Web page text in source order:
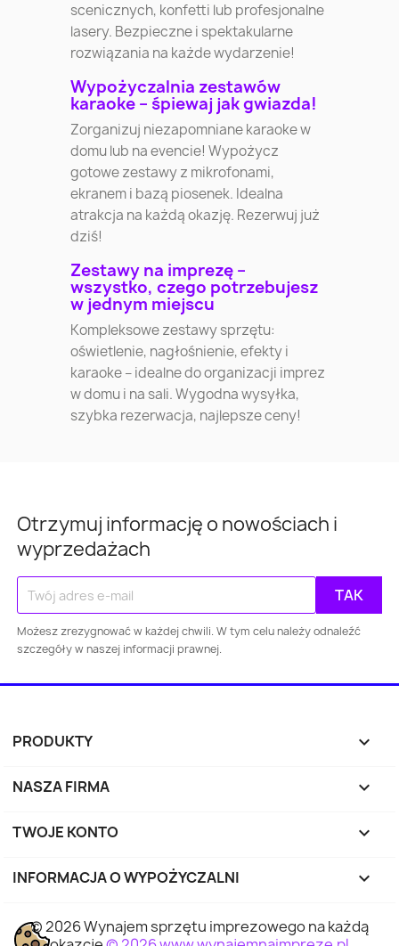
Warszawa Kraków Łódź
Gdańsk Szczecin Bydgoszcz
Katowice Gdynia
Rybnik
Dąbrowa
scenicznych, konfetti lub profesjonalne
lasery. Bezpieczne i spektakularne
rozwiązania na każde wydarzenie!
Wypożyczalnia zestawów
karaoke – śpiewaj jak gwiazda!
Zorganizuj niezapomniane karaoke w
domu lub na evencie! Wypożycz
gotowe zestawy z mikrofonami,
ekranem i bazą piosenek. Idealna
atrakcja na każdą okazję. Rezerwuj już
dziś!
Zestawy na imprezę –
wszystko, czego potrzebujesz
w jednym miejscu
Kompleksowe zestawy sprzętu:
oświetlenie, nagłośnienie, efekty i
karaoke – idealne do organizacji imprez
w domu i na sali. Wygodna wysyłka,
szybka rezerwacja, najlepsze ceny!
Otrzymuj informację o nowościach i
wyprzedażach
Możesz zrezygnować w każdej chwili. W tym celu należy odnaleźć
szczegóły w naszej informacji prawnej.
PRODUKTY 
NASZA FIRMA 
TWOJE KONTO 
INFORMACJA O WYPOŻYCZALNI keyboard_arrow_down
© 2026 Wynajem sprzętu imprezowego na każdą